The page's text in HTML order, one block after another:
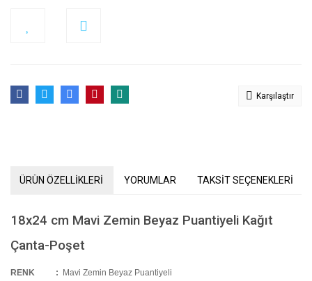
Karşılaştır
ÜRÜN ÖZELLİKLERİ YORUMLAR TAKSİT SEÇENEKLERİ
18x24 cm Mavi Zemin Beyaz Puantiyeli Kağıt
Çanta-Poşet
RENK :
Mavi Zemin Beyaz Puantiyeli